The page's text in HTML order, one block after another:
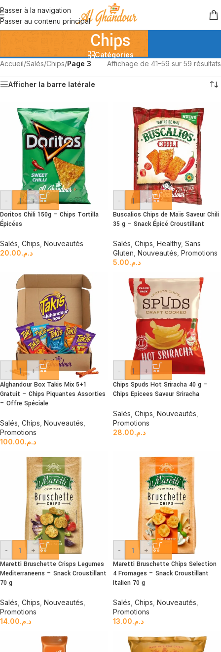
Passer à la navigation
Passer au contenu principal
Chips
Catégories
Accueil/Salés/Chips/Page 3 Affichage de 41–59 sur 59 résultats
Afficher la barre latérale
- +
Doritos Chili 150g – Chips Tortilla
Épicées
Salés Chips Nouveautés
د.م.20.00
- +
Buscalios Chips de Maïs Saveur Chili
35 g – Snack Épicé Croustillant
Salés Chips Healthy, Sans
Gluten Nouveautés Promotions
د.م.5.00
- +
Alghandour Box Takis Mix 5+1
Gratuit – Chips Piquantes Assorties
– Offre Spéciale
Salés Chips Nouveautés
Promotions
د.م.100.00
- +
Chips Spuds Hot Sriracha 40 g –
Chips Epicees Saveur Sriracha
Salés Chips Nouveautés
Promotions
د.م.28.00
- +
Maretti Bruschette Crisps Legumes
Mediterraneens – Snack Croustillant
70 g
Salés Chips Nouveautés
Promotions
د.م.14.00
- +
Maretti Bruschette Chips Selection
4 Fromages – Snack Croustillant
Italien 70 g
Salés Chips Nouveautés
Promotions
د.م.13.00